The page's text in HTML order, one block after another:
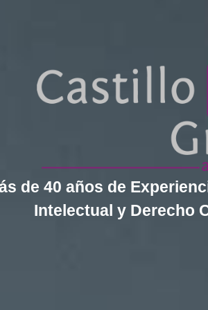
de 40 años de
Intelectual y Derecho